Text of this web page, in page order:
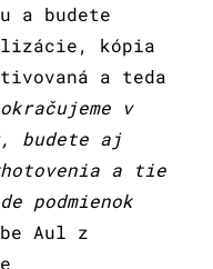
a budete
kópia
a teda
v
budete aj
a tie
podmienok
Aul z